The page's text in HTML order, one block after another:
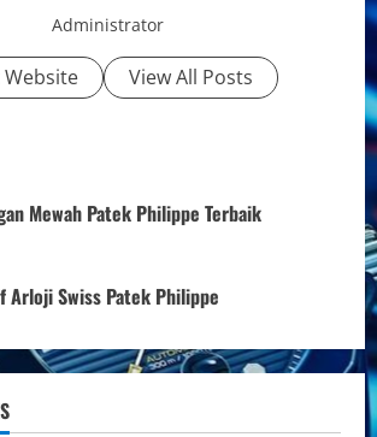
Administrator
Website View All Posts
Mewah Patek Philippe Terbaik
Arloji Swiss Patek Philippe